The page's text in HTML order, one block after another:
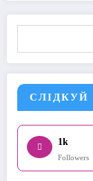
1k
Followers